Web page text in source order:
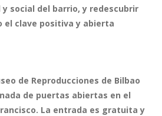
social del barrio, y redescubrir
el clave positiva y abierta
de Reproducciones de Bilbao
de puertas abiertas en el
La entrada es gratuita y